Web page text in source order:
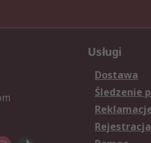
Usługi
Dostawa
Śledzenie
Rejestracja